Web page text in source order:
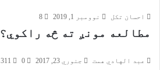
احسان تکل نوومبر 1, 2019 8
مطالعه مونږ ته څه راکوي؟
عبد الهادي همت جنوري 23, 2017 0
311